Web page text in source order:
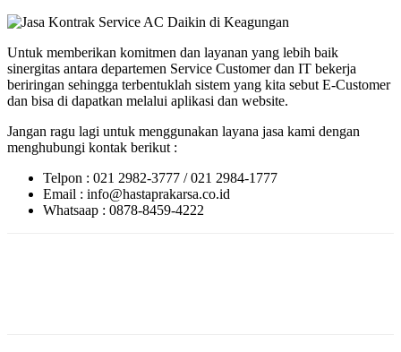
Untuk memberikan komitmen dan layanan yang lebih baik
sinergitas antara departemen Service Customer dan IT bekerja
beriringan sehingga terbentuklah sistem yang kita sebut E-Customer
dan bisa di dapatkan melalui aplikasi dan website.
Jangan ragu lagi untuk menggunakan layana jasa kami dengan
menghubungi kontak berikut :
Telpon : 021 2982-3777 / 021 2984-1777
Email : info@hastaprakarsa.co.id
Whatsaap : 0878-8459-4222